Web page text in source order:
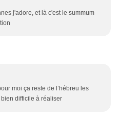
j'adore, et là c'est le summum
moi ça reste de l’hébreu les
difficile à réaliser